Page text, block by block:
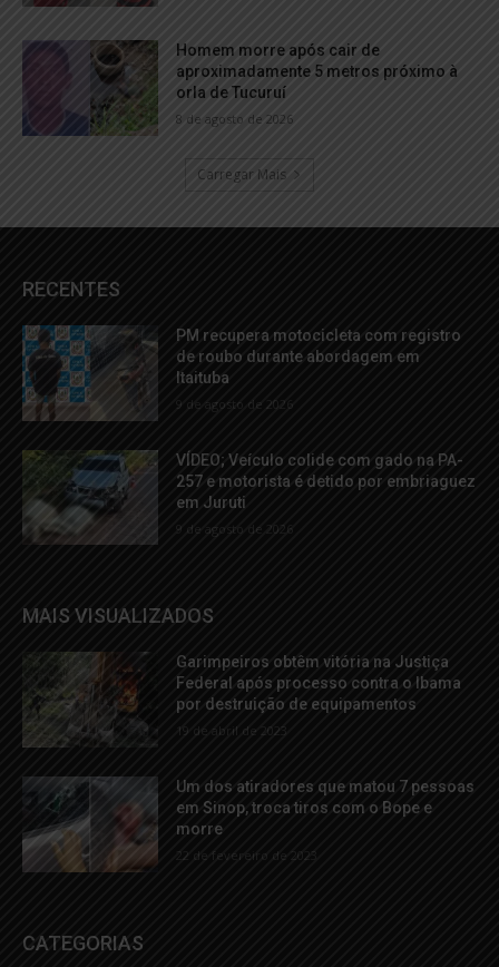
Homem morre após cair de
aproximadamente 5 metros próximo à
orla de Tucuruí
8 de agosto de 2026
Carregar Mais
RECENTES
PM recupera motocicleta com registro
de roubo durante abordagem em
Itaituba
9 de agosto de 2026
VÍDEO; Veículo colide com gado na PA-
257 e motorista é detido por embriaguez
em Juruti
9 de agosto de 2026
MAIS VISUALIZADOS
Garimpeiros obtêm vitória na Justiça
Federal após processo contra o Ibama
por destruição de equipamentos
19 de abril de 2023
Um dos atiradores que matou 7 pessoas
em Sinop, troca tiros com o Bope e
morre
22 de fevereiro de 2023
CATEGORIAS